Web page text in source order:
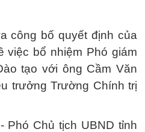
công bố quyết định của
việc bổ nhiệm Phó giám
tạo với ông Cầm Văn
trưởng Trường Chính trị
Phó Chủ tịch UBND tỉnh